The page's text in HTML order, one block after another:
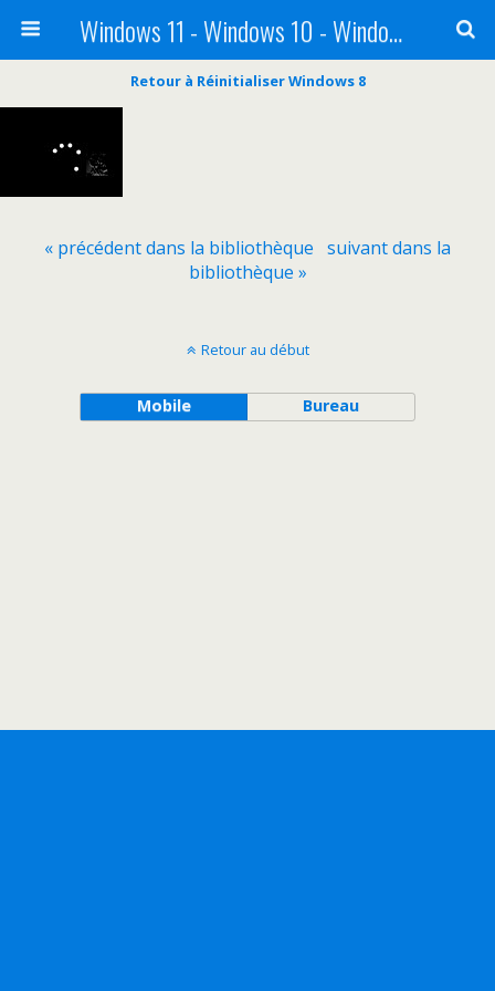
Windows 11 - Windows 10 - Windows 8 - Windows 7 - VISTA
Retour à Réinitialiser Windows 8
« précédent dans la bibliothèque suivant dans la
bibliothèque »
Retour au début
Mobile Bureau